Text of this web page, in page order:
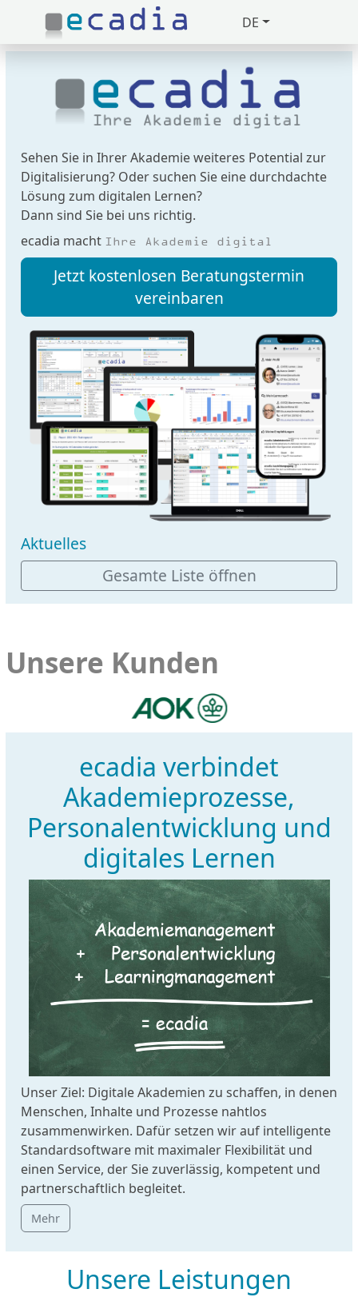
DE
Zuklappen
Loading
Loading
Loading
Loading
Sehen Sie in Ihrer Akademie weiteres Potential zur
Digitalisierung? Oder suchen Sie eine durchdachte
Lösung zum digitalen Lernen?
Dann sind Sie bei uns richtig.
ecadia macht Ihre Akademie digital
Jetzt kostenlosen Beratungstermin
vereinbaren
Aktuelles
Gesamte Liste öffnen
Unsere Kunden
ecadia verbindet
Akademieprozesse,
Personalentwicklung und
digitales Lernen
Unser Ziel: Digitale Akademien zu schaffen, in denen
Menschen, Inhalte und Prozesse nahtlos
zusammenwirken. Dafür setzen wir auf intelligente
Standardsoftware mit maximaler Flexibilität und
einen Service, der Sie zuverlässig, kompetent und
partnerschaftlich begleitet.
Mehr
Unsere Leistungen